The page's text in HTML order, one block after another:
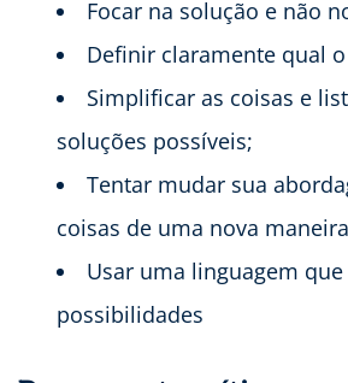
Focar na solução e não
Definir claramente qual
Simplificar as coisas e
soluções possíveis;
Tentar mudar sua
coisas de uma nova
Usar uma linguagem que
possibilidades